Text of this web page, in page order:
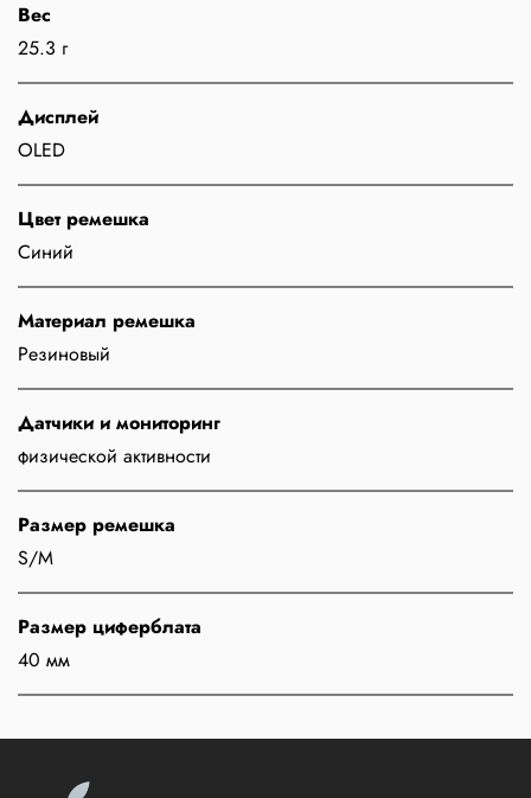
Вес
25.3 г
Дисплей
OLED
Цвет ремешка
Синий
Материал ремешка
Резиновый
Датчики и мониторинг
физической активности
Размер ремешка
S/M
Размер циферблата
40 мм